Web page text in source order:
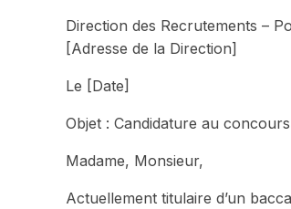
Direction des Recrutements –
[Adresse de la Direction]
Le [Date]
Objet : Candidature au
Madame, Monsieur,
Actuellement titulaire d’un